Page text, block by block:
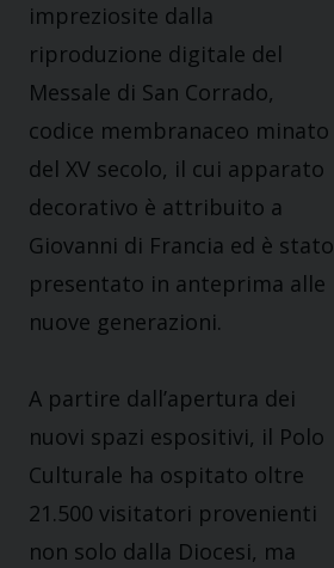
impreziosite dalla
riproduzione digitale del
Messale di San Corrado,
codice membranaceo minato
del XV secolo, il cui apparato
decorativo è attribuito a
Giovanni di Francia ed è stato
presentato in anteprima alle
nuove generazioni.
A partire dall’apertura dei
nuovi spazi espositivi, il Polo
Culturale ha ospitato oltre
21.500 visitatori provenienti
non solo dalla Diocesi, ma